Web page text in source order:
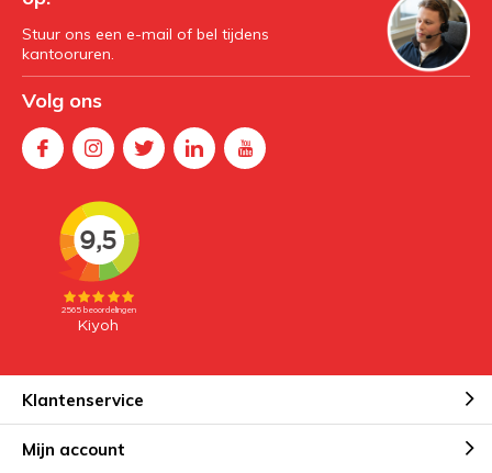
Stuur ons een e-mail of bel tijdens
kantooruren.
Volg ons
Klantenservice
Mijn account